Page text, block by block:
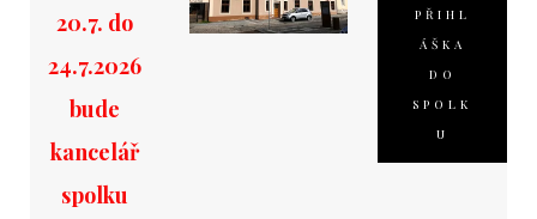
20.7. do
24.7.2026
bude
kancelář
spolku
PŘIHL
ÁŠKA
DO
SPOLK
U